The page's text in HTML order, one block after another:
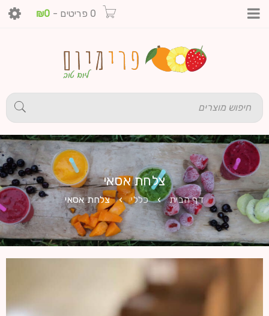
0 פריטים -
₪0
צלחת אסאי
דף הבית › כללי › צלחת אסאי